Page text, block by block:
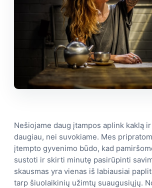
Nešiojame daug įtampos aplink kaklą
daugiau, nei suvokiame. Mes
įtempto gyvenimo būdo, kad
sustoti ir skirti minutę pasirūpinti
skausmas yra vienas iš labiausiai
tarp šiuolaikinių užimtų suaugusiųjų.